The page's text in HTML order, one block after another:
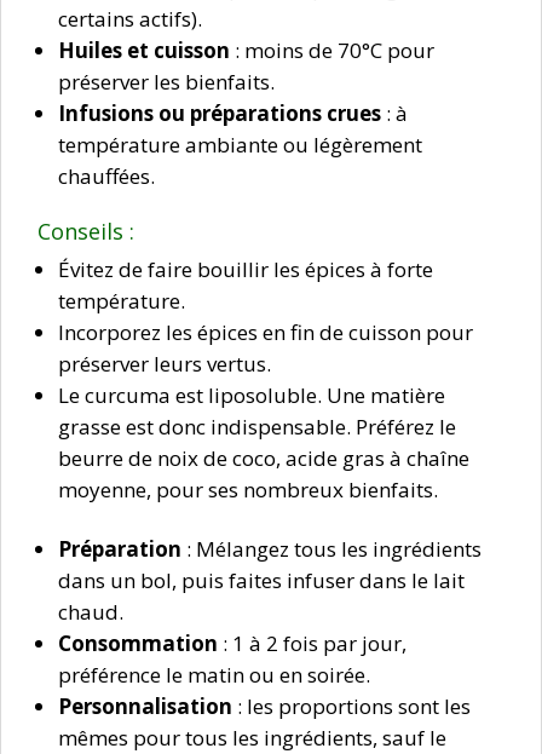
certains actifs).
Huiles et cuisson : moins de 70°C pour
préserver les bienfaits.
Infusions ou préparations crues : à
température ambiante ou légèrement
chauffées.
Conseils :
Évitez de faire bouillir les épices à forte
température.
Incorporez les épices en fin de cuisson pour
préserver leurs vertus.
Le curcuma est liposoluble. Une matière
grasse est donc indispensable. Préférez le
beurre de noix de coco, acide gras à chaîne
moyenne, pour ses nombreux bienfaits.
Préparation : Mélangez tous les ingrédients
dans un bol, puis faites infuser dans le lait
chaud.
Consommation : 1 à 2 fois par jour,
préférence le matin ou en soirée.
Personnalisation : les proportions sont les
mêmes pour tous les ingrédients, sauf le